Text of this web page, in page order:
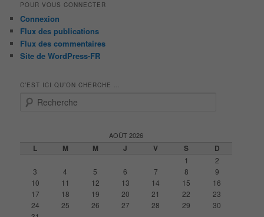
POUR VOUS CONNECTER
Connexion
Flux des publications
Flux des commentaires
Site de WordPress-FR
C’EST ICI QU’ON CHERCHE …
AOÛT 2026
L M M J V S D
1
2
3
4 5 6 7 8
9
10
11 12 13 14 15
16
17
18 19 20 21 22
23
24
25 26 27 28 29
30